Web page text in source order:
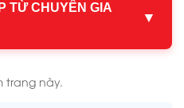
TỪ CHUYÊN GIA
▼
trang này.